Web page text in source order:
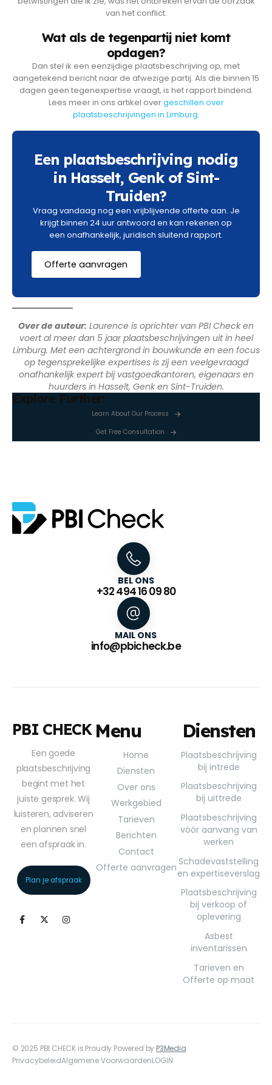
van het conflict.
Wat als de tegenpartij niet komt
opdagen?
Dan stel ik een eenzijdige plaatsbeschrijving op, met
aangetekend bericht naar de afwezige partij. Als die binnen 15
dagen geen tegenexpertise vraagt, is het rapport bindend.
Lees meer in ons artikel overgeschillen over
plaatsbeschrijvingen in Limburg.
Een plaatsbeschrijving nodig
in Hasselt, Genk of Sint-
Truiden?
Vraag vandaag nog een vrijblijvende offerte aan. Je
krijgt binnen 24 uur antwoord en kan rekenen op
een onafhankelijk, juridisch sluitend rapport.
Offerte aanvragen
Over de auteur: Laurence is oprichter van PBI Check en
voert al meer dan 5 jaar plaatsbeschrijvingen uit in heel
Limburg. Met een achtergrond in bouwkunde en een focus
op tegensprekelijke expertises is zij een veelgevraagd
onafhankelijk expert bij vastgoedkantoren, eigenaars en
huurders in Hasselt, Genk en Sint-Truiden.
Explore Further:
Learn About Our Process
Get Free Consultation
BEL ONS
+32 494 16 09 80
MAIL ONS
info@pbicheck.be
PBI CHECK
Een goede
plaatsbeschrijving
begint met het
juiste gesprek. Wij
luisteren, adviseren
en plannen snel
een afspraak in.
Plan je afspraak
Menu
Home
Diensten
Over ons
Werkgebied
Tarieven
Berichten
Contact
Offerte aanvragen
Diensten
Plaatsbeschrijving
bij intrede
Plaatsbeschrijving
bij uittrede
Plaatsbeschrijving
vóór aanvang van
werken
Schadevaststelling
en expertiseverslag
Plaatsbeschrijving
bij verkoop of
oplevering
Asbest
inventarissen
Tarieven en
Offerte op maat
© 2025 PBI CHECK is Proudly Powered by P3Media
PrivacybeleidAlgemene VoorwaardenLOGIN